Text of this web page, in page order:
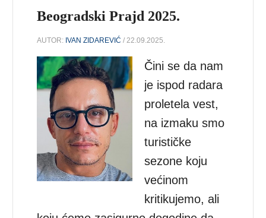
Beogradski Prajd 2025.
AUTOR: IVAN ZIDAREVIĆ / 22.09.2025.
Čini se da nam
je ispod radara
proletela vest,
na izmaku smo
turističke
sezone koju
većinom
kritikujemo, ali